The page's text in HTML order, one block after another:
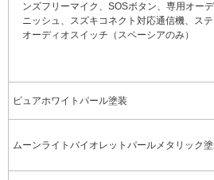
ンズフリーマイク、SOSボタン、専用オー
ニッシュ、スズキコネクト対応通信機、 ス
オーディオスイッチ（スペーシアのみ）
ピュアホワイトパール塗装
ムーンライトバイオレットパールメタリック